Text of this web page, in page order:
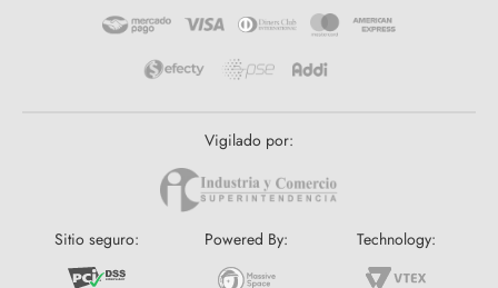
Vigilado por:
Sitio seguro: Powered By: Technology: